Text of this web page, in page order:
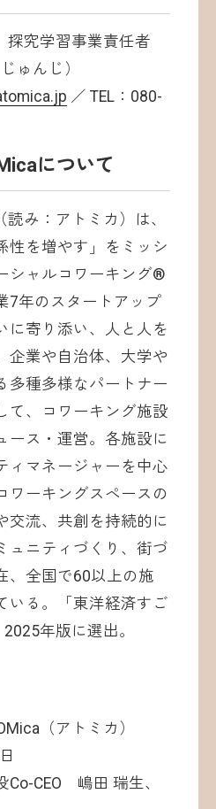
探究学習事業責任者
ゅんじ）
／ TEL：080-
について
み：アトミカ）は、
性を増やす」をミッシ
シャルコワーキング®
7年のスタートアップ
に寄り添い、人と人を
企業や自治体、大学や
多種多様なパートナー
て、コワーキング施設
ース・運営。各施設に
ィマネージャーを中心
ワーキングスペースの
交流、共創を持続的に
ュニティづくり、街づ
、全国で60以上の施
る。「東洋経済すご
年版に選出。
（アトミカ）
Co-CEO 嶋田 瑞生、